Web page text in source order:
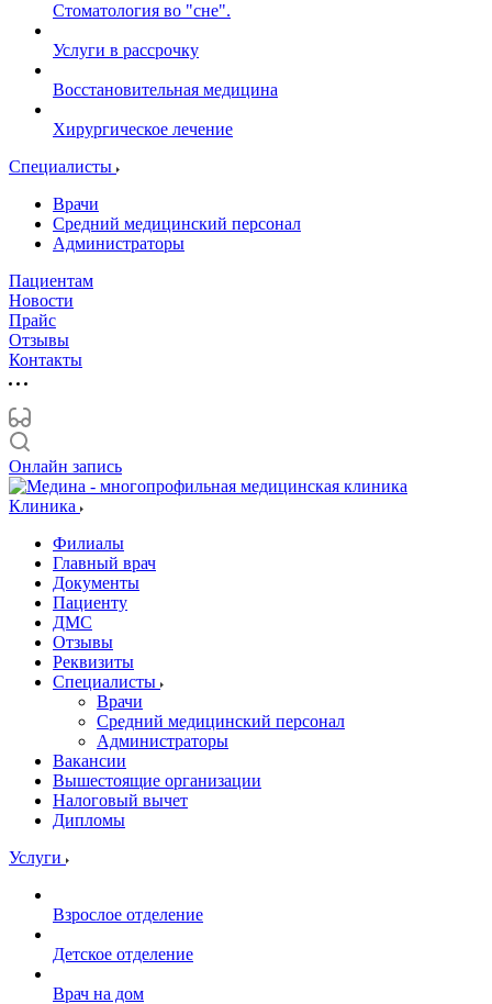
Стоматология во "сне".
Услуги в рассрочку
Восстановительная медицина
Хирургическое лечение
Специалисты
Врачи
Средний медицинский персонал
Администраторы
Пациентам
Новости
Прайс
Отзывы
Контакты
Онлайн запись
Клиника
Филиалы
Главный врач
Документы
Пациенту
ДМС
Отзывы
Реквизиты
Специалисты
Врачи
Средний медицинский персонал
Администраторы
Вакансии
Вышестоящие организации
Налоговый вычет
Дипломы
Услуги
Взрослое отделение
Детское отделение
Врач на дом